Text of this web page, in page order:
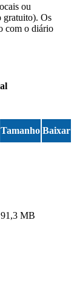
ou
gratuito). Os
com o diário
Tamanho Baixar
91,3 MB